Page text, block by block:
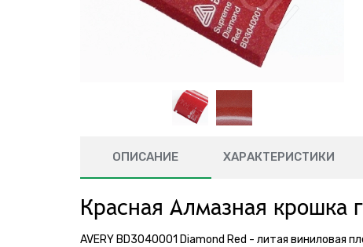
ОПИСАНИЕ ХАРАКТЕРИСТИКИ
Красная Алмазная крошка
AVERY BD3040001 Diamond Red - литая виниловая